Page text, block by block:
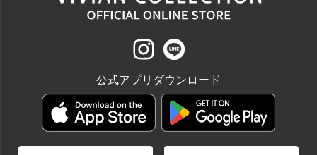
公式アプリダウンロード